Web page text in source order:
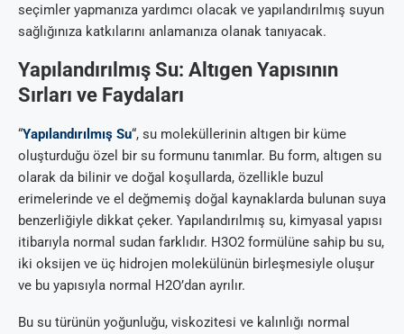
seçimler yapmanıza yardımcı olacak ve yapılandırılmış suyun
sağlığınıza katkılarını anlamanıza olanak tanıyacak.
Yapılandırılmış Su: Altıgen Yapısının
Sırları ve Faydaları
“Yapılandırılmış Su“, su moleküllerinin altıgen bir küme
oluşturduğu özel bir su formunu tanımlar. Bu form, altıgen su
olarak da bilinir ve doğal koşullarda, özellikle buzul
erimelerinde ve el değmemiş doğal kaynaklarda bulunan suya
benzerliğiyle dikkat çeker. Yapılandırılmış su, kimyasal yapısı
itibarıyla normal sudan farklıdır. H3O2 formülüne sahip bu su,
iki oksijen ve üç hidrojen molekülünün birleşmesiyle oluşur
ve bu yapısıyla normal H2O’dan ayrılır.
Bu su türünün yoğunluğu, viskozitesi ve kalınlığı normal